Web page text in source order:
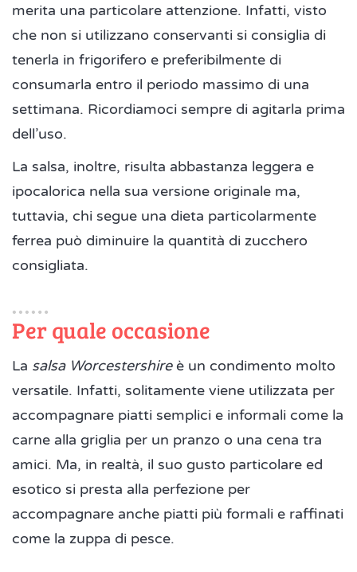
merita una particolare attenzione. Infatti, visto
che non si utilizzano conservanti si consiglia di
tenerla in frigorifero e preferibilmente di
consumarla entro il periodo massimo di una
settimana. Ricordiamoci sempre di agitarla prima
dell’uso.
La salsa, inoltre, risulta abbastanza leggera e
ipocalorica nella sua versione originale ma,
tuttavia, chi segue una dieta particolarmente
ferrea può diminuire la quantità di zucchero
consigliata.
Per quale occasione
La salsa Worcestershireè un condimento molto
versatile. Infatti, solitamente viene utilizzata per
accompagnare piatti semplici e informali come la
carne alla griglia per un pranzo o una cena tra
amici. Ma, in realtà, il suo gusto particolare ed
esotico si presta alla perfezione per
accompagnare anche piatti più formali e raffinati
come la zuppa di pesce.